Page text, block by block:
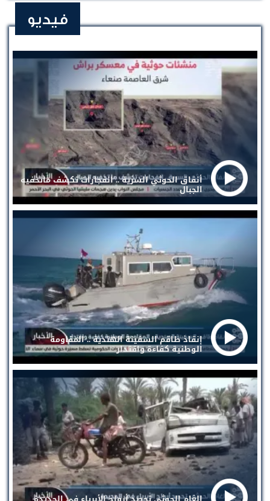
فيديو
أنفاق الحوثي السرية .. انفجارات تكشف ماتخفيه
الجبال
إنقاذ طاقم السفينة الهندية .. المقاومة
الوطنية كفاءة واقتدار